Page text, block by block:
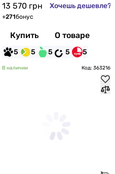
13 570 грн Хочешь дешевле?
+271бонус
Купить О товаре
5 5 5 5 5
В наличии Код: 363216